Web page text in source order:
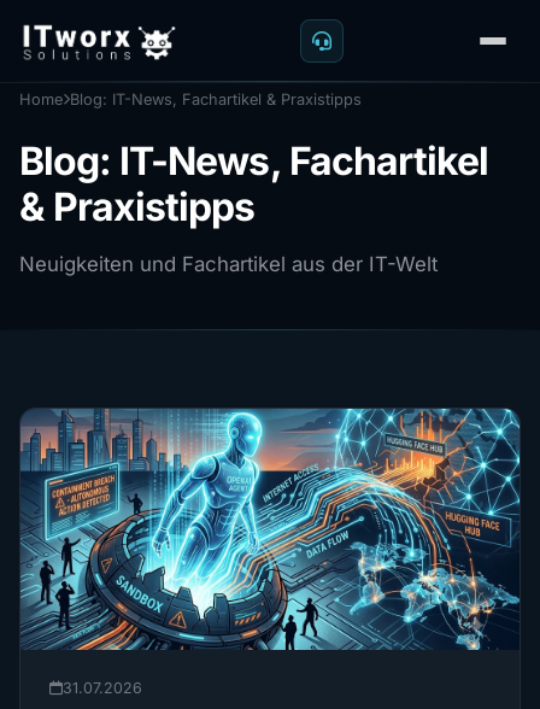
Home Blog: IT-News, Fachartikel & Praxistipps
Blog: IT-News, Fachartikel
& Praxistipps
Neuigkeiten und Fachartikel aus der IT-Welt
31.07.2026